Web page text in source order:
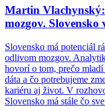
Martin
mozgov. Slovensko
Slovensko má potenciál
odlivom mozgov.
hovorí o tom, prečo
dáta a čo potrebujeme
kariéru aj život. V
Slovensko má stále čo